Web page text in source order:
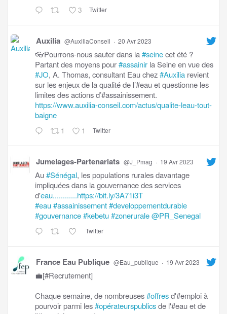
3 Twitter
Auxilia @AuxiliaConseil · 20 Avr 2023
👓Pourrons-nous sauter dans la#seinecet été ?
Partant des moyens pour#assainir la Seine en vue des
#JO, A. Thomas, consultant Eau chez#Auxilia revient
sur les enjeux de la qualité de l’#eau et questionne les
limites des actions d’#assainissement.
https://www.auxilia-conseil.com/actus/qualite-leau-tout-
baigne
1 1 Twitter
Jumelages-Partenariats @J_Pmag · 19 Avr 2023
Au#Sénégal, les populations rurales davantage
impliquées dans la gouvernance des services
d'eau............https://bit.ly/3A71i3T
#eau#assainissement#developpementdurable
#gouvernance#kebetu#zonerurale@PR_Senegal
Twitter
France Eau Publique @Eau_publique · 19 Avr 2023
💼[#Recrutement]
Chaque semaine, de nombreuses#offresd'#emploi à
pourvoir parmi les#opérateurspublicsde l'#eau et de